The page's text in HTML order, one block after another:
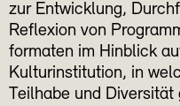
zur Entwicklung,
Reflexion von
formaten im Hinblick
Kulturinstitution, in
Teilhabe und